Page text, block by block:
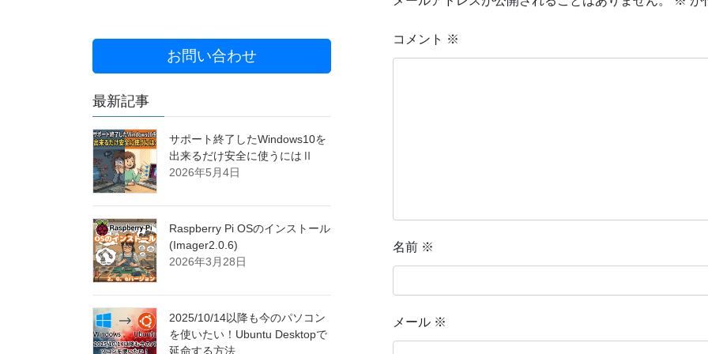
コメント ※
名前 ※
メール ※
お問い合わせ
最新記事
サポート終了したWindows10を
出来るだけ安全に使うにはⅡ
2026年5月4日
Raspberry Pi OSのインストール
(Imager2.0.6)
2026年3月28日
2025/10/14以降も今のパソコン
を使いたい！Ubuntu Desktopで
延命する方法